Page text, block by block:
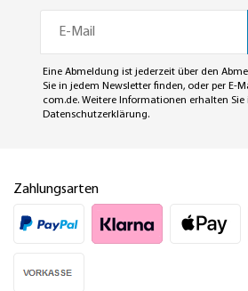
Eine Abmeldung ist jederzeit über den
Sie in jedem Newsletter finden, oder per E-
com.de. Weitere Informationen erhalten Sie
Datenschutzerklärung.
Zahlungsarten